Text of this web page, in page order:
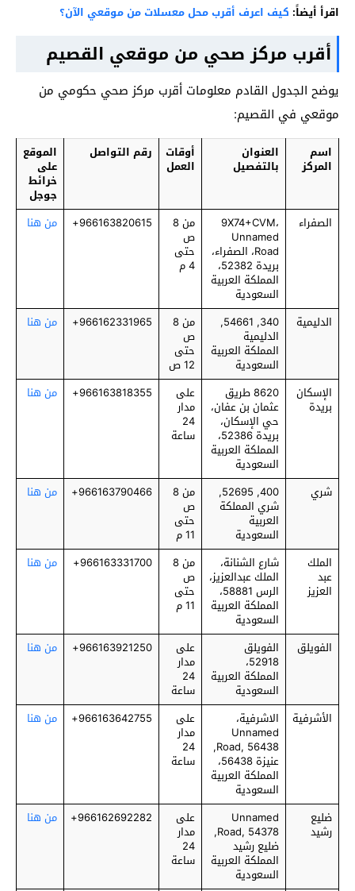
اقرأ أيضاً: كيف اعرف أقرب محل معسلات من موقعي الآن؟
أقرب مركز صحي من موقعي القصيم
يوضح الجدول القادم معلومات أقرب مركز صحي حكومي من
موقعي في القصيم:
اسم
المركز
العنوان
بالتفصيل
أوقات
العمل
رقم التواصل الموقع
على
خرائط
جوجل
الصفراء
9X74+CVM،
Unnamed
Road، الصفراء،
بريدة 52382،
المملكة العربية
السعودية
من 8
ص
حتى
4 م
966163820615+ من هنا
الدليمية 340, 54661,
الدليمية
المملكة العربية
السعودية
من 8
ص
حتى
12 ص
966162331965+ من هنا
الإسكان
بريدة
8620 طريق
عثمان بن عفان،
حي الإسكان،
بريدة 52386،
المملكة العربية
السعودية
على
مدار
24
ساعة
966163818355+ من هنا
شري 400, 52695,
شري المملكة
العربية
السعودية
من 8
ص
حتى
11 م
966163790466+ من هنا
الملك
عبد
العزيز
شارع الشنانة،
الملك عبدالعزيز،
الرس 58881،
المملكة العربية
السعودية
من 8
ص
حتى
11 م
966163331700+ من هنا
الفويلق الفويلق
52918،
المملكة العربية
السعودية
على
مدار
24
ساعة
966163921250+ من هنا
الأشرفية الاشرفية،
Unnamed
Road, 56438,
عنيزة 56438،
المملكة العربية
السعودية
على
مدار
24
ساعة
966163642755+ من هنا
ضليع
رشيد
Unnamed
Road, 54378,
ضليع رشيد
المملكة العربية
السعودية
على
مدار
24
ساعة
966162692282+ من هنا